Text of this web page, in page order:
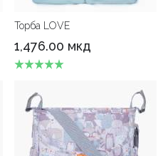
Торба LOVE
1,476.00 мкд